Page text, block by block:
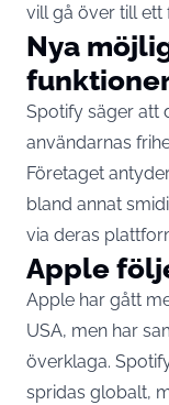
vill gå över till ett
Nya
Spotify säger att
användarnas
Företaget
bland annat
via deras
Apple
Apple har gått
USA, men har
överklaga.
spridas globalt,